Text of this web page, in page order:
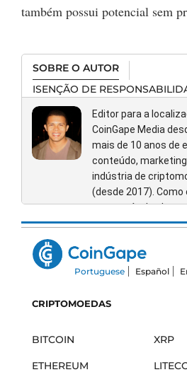
também possui potencial sem
SOBRE O AUTOR
ISENÇÃO DE
Editor para a
CoinGape Media
mais de 10 anos de
conteúdo, marketing
indústria de
(desde 2017). Como
responsável pela
conteúdos
como PR Associate
ICOBox, atuando na
criptomoedas (ICOs)
Advisor para a
iniciais da
Portuguese Español
CRIPTOMOEDAS
BITCOIN XRP
ETHEREUM